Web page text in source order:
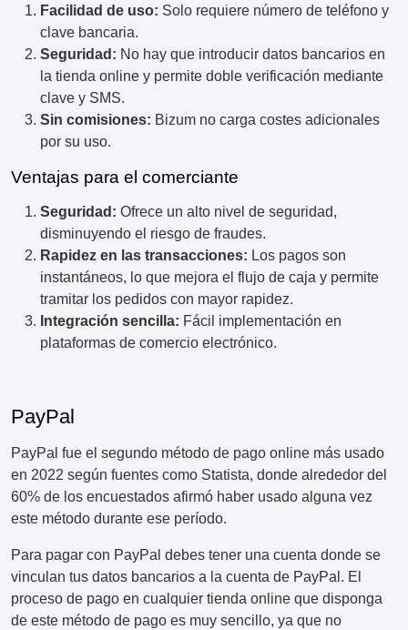
Facilidad de uso: Solo requiere número de teléfono y
clave bancaria.
Seguridad: No hay que introducir datos bancarios en
la tienda online y permite doble verificación mediante
clave y SMS.
Sin comisiones: Bizum no carga costes adicionales
por su uso.
Ventajas para el comerciante
Seguridad: Ofrece un alto nivel de seguridad,
disminuyendo el riesgo de fraudes.
Rapidez en las transacciones: Los pagos son
instantáneos, lo que mejora el flujo de caja y permite
tramitar los pedidos con mayor rapidez.
Integración sencilla: Fácil implementación en
plataformas de comercio electrónico.
PayPal
PayPal fue el segundo método de pago online más usado
en 2022 según fuentes como Statista, donde alrededor del
60% de los encuestados afirmó haber usado alguna vez
este método durante ese período.
Para pagar con PayPal debes tener una cuenta donde se
vinculan tus datos bancarios a la cuenta de PayPal. El
proceso de pago en cualquier tienda online que disponga
de este método de pago es muy sencillo, ya que no